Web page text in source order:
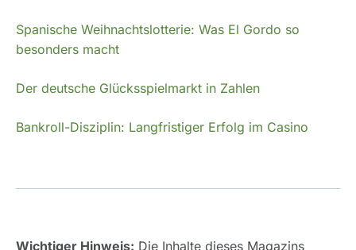
Spanische Weihnachtslotterie: Was El Gordo so
besonders macht
Der deutsche Glücksspielmarkt in Zahlen
Bankroll-Disziplin: Langfristiger Erfolg im Casino
Wichtiger Hinweis: Die Inhalte dieses Magazins